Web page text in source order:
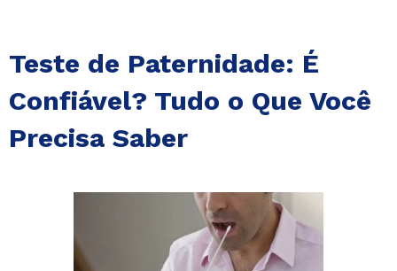
Teste de Paternidade: É
Confiável? Tudo o Que Você
Precisa Saber